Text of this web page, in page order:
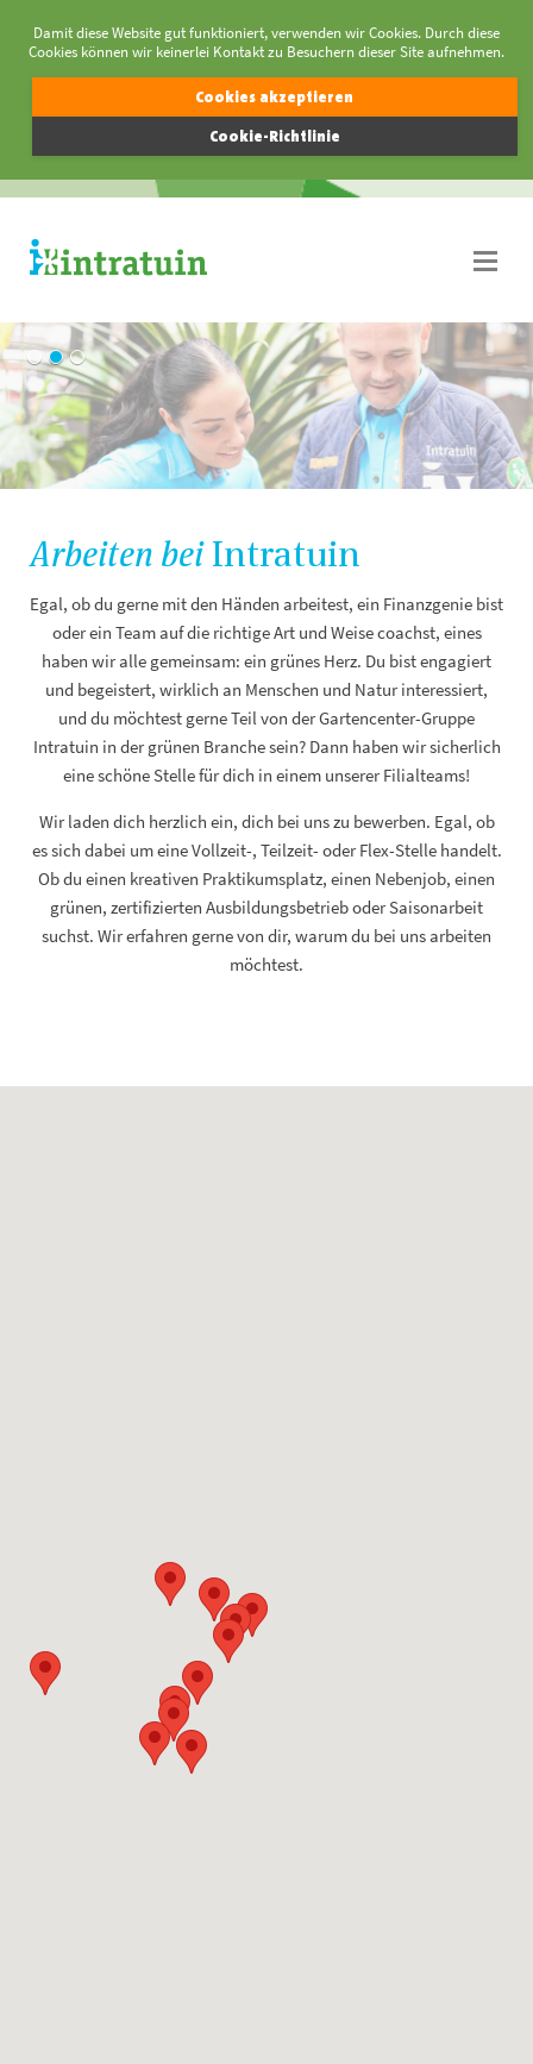
Damit diese Website gut funktioniert, verwenden wir Cookies. Durch diese
Cookies können wir keinerlei Kontakt zu Besuchern dieser Site aufnehmen.
Cookies akzeptieren
Cookie-Richtlinie
Arbeiten beiIntratuin
Egal, ob du gerne mit den Händen arbeitest, ein Finanzgenie bist
oder ein Team auf die richtige Art und Weise coachst, eines
haben wir alle gemeinsam: ein grünes Herz. Du bist engagiert
und begeistert, wirklich an Menschen und Natur interessiert,
und du möchtest gerne Teil von der Gartencenter-Gruppe
Intratuin in der grünen Branche sein? Dann haben wir sicherlich
eine schöne Stelle für dich in einem unserer Filialteams!
Wir laden dich herzlich ein, dich bei uns zu bewerben. Egal, ob
es sich dabei um eine Vollzeit-, Teilzeit- oder Flex-Stelle handelt.
Ob du einen kreativen Praktikumsplatz, einen Nebenjob, einen
grünen, zertifizierten Ausbildungsbetrieb oder Saisonarbeit
suchst. Wir erfahren gerne von dir, warum du bei uns arbeiten
möchtest.